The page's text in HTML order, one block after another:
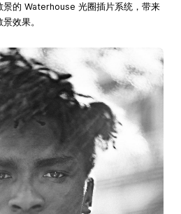
景的 Waterhouse 光圈插片系统，带来
效果。